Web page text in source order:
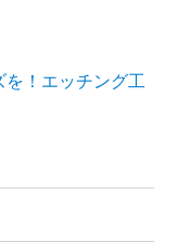
！エッチング工